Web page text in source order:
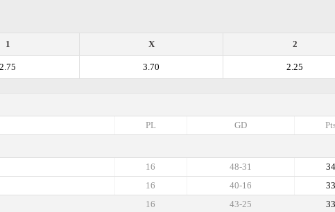
2
X
1
2.25
3.70
2.75
GD
PL
34
48-31
16
33
40-16
16
33
43-25
16